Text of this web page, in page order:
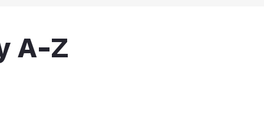
A-Z